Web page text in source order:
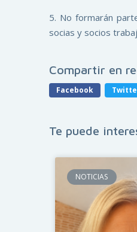
5. No formarán
socias y socios
Compartir en
Facebook
Te puede
NOTICIAS